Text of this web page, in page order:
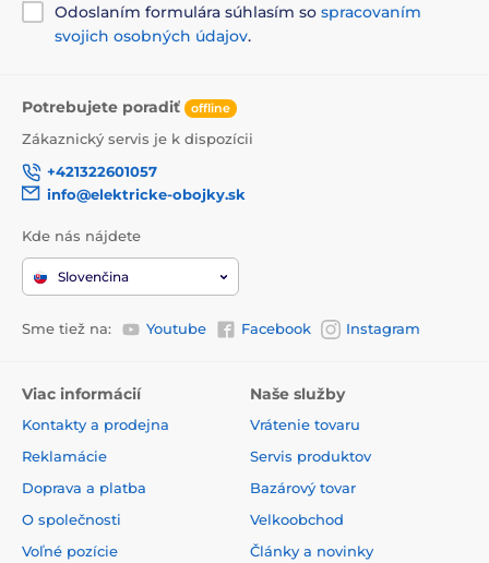
Odoslaním formulára súhlasím so spracovaním
svojich osobných údajov.
Potrebujete poradiť offline
Zákaznický servis je k dispozícii
+421322601057
info@elektricke-obojky.sk
Kde nás nájdete
Slovenčina
Sme tiež na: Youtube Facebook Instagram
Viac informácií
Kontakty a prodejna
Reklamácie
Doprava a platba
O společnosti
Voľné pozície
Naše služby
Vrátenie tovaru
Servis produktov
Bazárový tovar
Velkoobchod
Články a novinky